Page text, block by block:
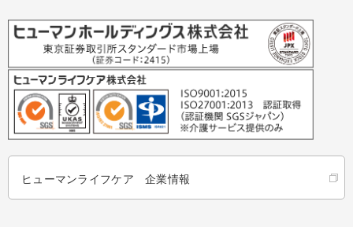
ヒューマンライフケア 企業情報